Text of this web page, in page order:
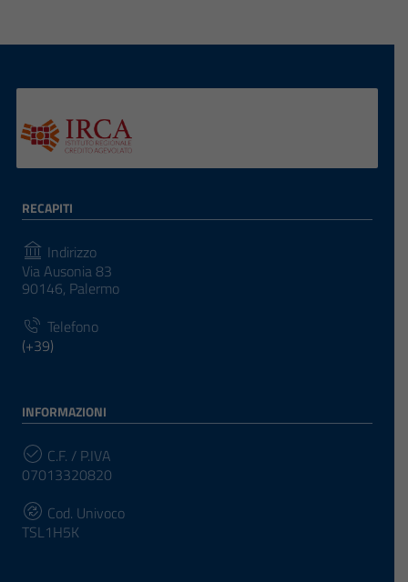
RECAPITI
Indirizzo
Via Ausonia 83
90146, Palermo
Telefono
(+39)
INFORMAZIONI
C.F. / P.IVA
07013320820
Cod. Univoco
TSL1H5K